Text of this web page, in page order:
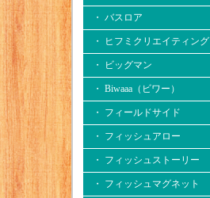
・ バスロア
・ ヒフミクリエイティング
・ ビッグマン
・ Biwaaa（ビワー）
・ フィールドサイド
・ フィッシュアロー
・ フィッシュストーリー
・ フィッシュマグネット